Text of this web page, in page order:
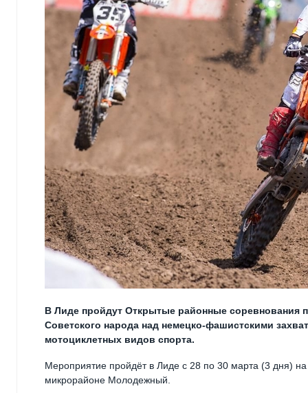
В Лиде пройдут Открытые районные соревнования
Советского народа над немецко-фашистскими
мотоциклетных видов спорта.
Мероприятие пройдёт в Лиде с 28 по 30 марта (3 дня)
микрорайоне Молодежный.